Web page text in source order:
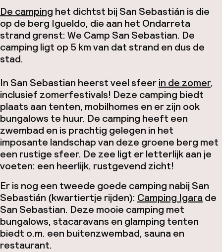
De camping het dichtst bij San Sebastián is die
op de berg Igueldo, die aan het Ondarreta
strand grenst: We Camp San Sebastian. De
camping ligt op 5 km van dat strand en dus de
stad.
In San Sebastian heerst veel sfeerin de zomer,
inclusief zomerfestivals! Deze camping biedt
plaats aan tenten, mobilhomes en er zijn ook
bungalows te huur. De camping heeft een
zwembad en is prachtig gelegen in het
imposante landschap van deze groene berg met
een rustige sfeer. De zee ligt er letterlijk aan je
voeten: een heerlijk, rustgevend zicht!
Er is nog een tweede goede camping nabij San
Sebastián (kwartiertje rijden): Camping Igarade
San Sebastian. Deze mooie camping met
bungalows, stacaravans en glamping tenten
biedt o.m. een buitenzwembad, sauna en
restaurant.